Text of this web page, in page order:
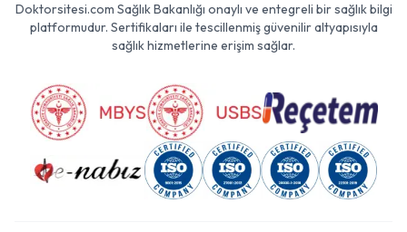
Doktorsitesi.com Sağlık Bakanlığı onaylı ve entegreli bir sağlık bilgi
platformudur. Sertifikaları ile tescillenmiş güvenilir altyapısıyla
sağlık hizmetlerine erişim sağlar.